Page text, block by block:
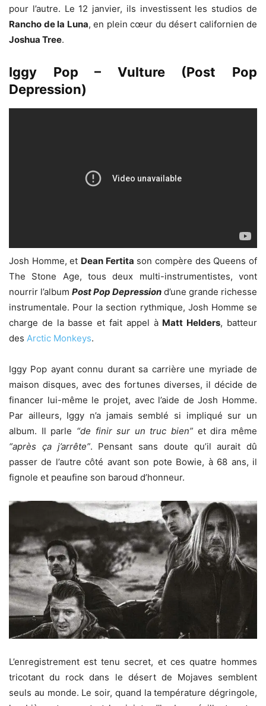
pour l’autre. Le 12 janvier, ils investissent les studios de
Rancho de la Luna, en plein cœur du désert californien de
Joshua Tree.
Iggy Pop – Vulture (Post Pop
Depression)
Josh Homme, et Dean Fertita son compère des Queens of
The Stone Age, tous deux multi-instrumentistes, vont
nourrir l’album Post Pop Depression d’une grande richesse
instrumentale. Pour la section rythmique, Josh Homme se
charge de la basse et fait appel à Matt Helders, batteur
des Arctic Monkeys.
Iggy Pop ayant connu durant sa carrière une myriade de
maison disques, avec des fortunes diverses, il décide de
financer lui-même le projet, avec l’aide de Josh Homme.
Par ailleurs, Iggy n’a jamais semblé si impliqué sur un
album. Il parle “de finir sur un truc bien” et dira même
“après ça j’arrête”. Pensant sans doute qu’il aurait dû
passer de l’autre côté avant son pote Bowie, à 68 ans, il
fignole et peaufine son baroud d’honneur.
L’enregistrement est tenu secret, et ces quatre hommes
tricotant du rock dans le désert de Mojaves semblent
seuls au monde. Le soir, quand la température dégringole,